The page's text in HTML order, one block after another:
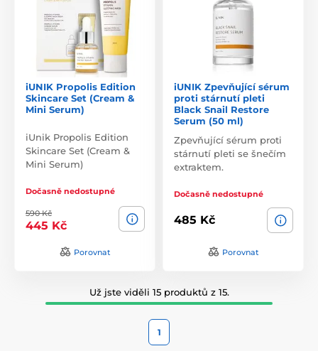
iUNIK Propolis Edition
Skincare Set (Cream &
Mini Serum)
iUnik Propolis Edition
Skincare Set (Cream &
Mini Serum)
Dočasně nedostupné
590 Kč
445 Kč
Porovnat
iUNIK Zpevňující sérum
proti stárnutí pleti
Black Snail Restore
Serum (50 ml)
Zpevňující sérum proti
stárnutí pleti se šnečím
extraktem.
Dočasně nedostupné
485 Kč
Porovnat
Už jste viděli 15 produktů z 15.
1